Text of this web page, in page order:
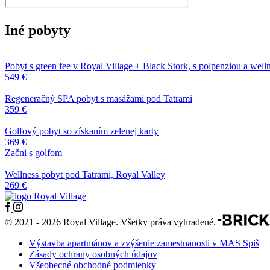
Iné pobyty
Pobyt s green fee v Royal Village + Black Stork, s polpenziou a
549 €
Regeneračný SPA pobyt s masážami pod Tatrami
359 €
Golfový pobyt so získaním zelenej karty
369 €
Začni s golfom
Wellness pobyt pod Tatrami, Royal Valley
269 €
© 2021 - 2026 Royal Village. Všetky práva vyhradené.
Výstavba apartmánov a zvýšenie zamestnanosti v MAS Spiš
Zásady ochrany osobných údajov
Všeobecné obchodné podmienky